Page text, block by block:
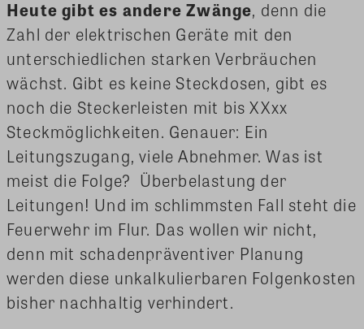
Heute gibt es andere Zwänge, denn die
Zahl der elektrischen Geräte mit den
unterschiedlichen starken Verbräuchen
wächst. Gibt es keine Steckdosen, gibt es
noch die Steckerleisten mit bis XXxx
Steckmöglichkeiten. Genauer: Ein
Leitungszugang, viele Abnehmer. Was ist
meist die Folge? Überbelastung der
Leitungen! Und im schlimmsten Fall steht die
Feuerwehr im Flur. Das wollen wir nicht,
denn mit schadenpräventiver Planung
werden diese unkalkulierbaren Folgenkosten
bisher nachhaltig verhindert.